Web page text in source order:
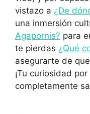
vistazo a ¿De
una inmersión
Agapornis? para
te pierdas ¿Qué
asegurarte de
¡Tu curiosidad
completamente